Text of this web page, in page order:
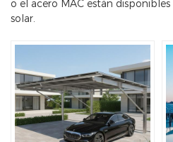
o el acero MAC están
solar.